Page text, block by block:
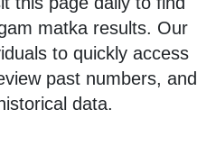
matka results. Our
to quickly access
past numbers, and
data.